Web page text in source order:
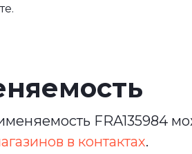
FRA135984
в контактах.